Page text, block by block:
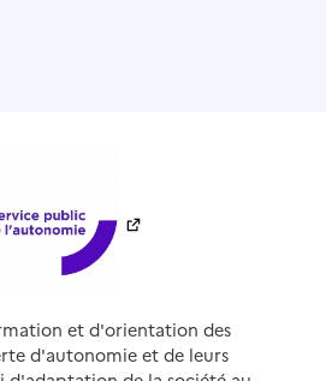
et d'orientation des
d'autonomie et de leurs